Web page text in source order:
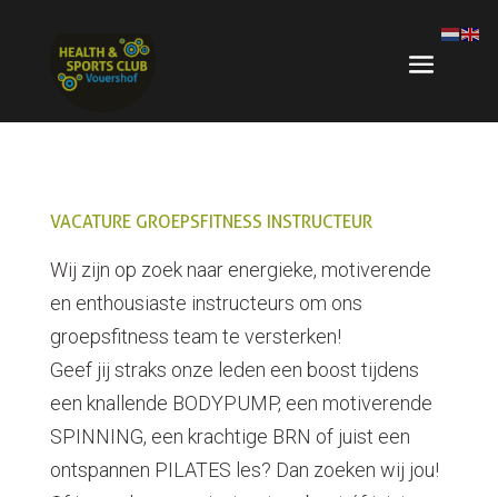
VACATURE GROEPSFITNESS INSTRUCTEUR
Wij zijn op zoek naar energieke, motiverende
en enthousiaste instructeurs om ons
groepsfitness team te versterken!
Geef jij straks onze leden een boost tijdens
een knallende BODYPUMP, een motiverende
SPINNING, een krachtige BRN of juist een
ontspannen PILATES les? Dan zoeken wij jou!